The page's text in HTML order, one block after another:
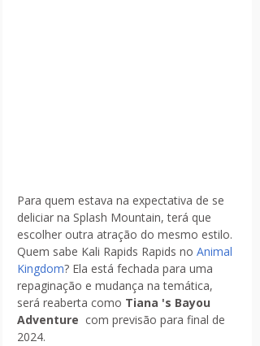
Para quem estava na expectativa de se
deliciar na Splash Mountain, terá que
escolher outra atração do mesmo estilo.
Quem sabe Kali Rapids Rapids no Animal
Kingdom? Ela está fechada para uma
repaginação e mudança na temática,
será reaberta como Tiana 's Bayou
Adventure com previsão para final de
2024.